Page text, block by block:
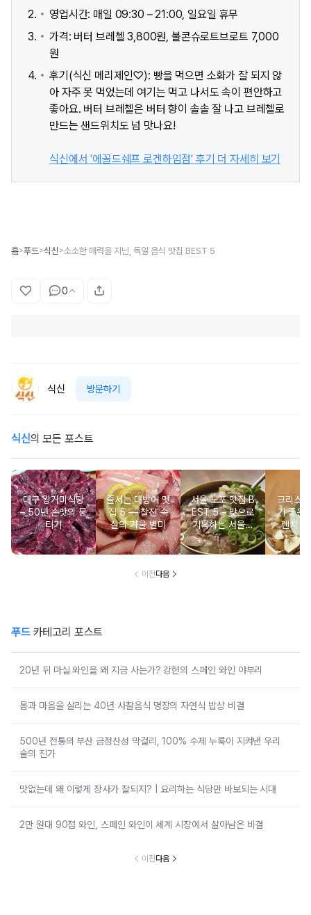
영업시간: 매일 09:30 – 21:00, 일요일 휴무
가격: 버터 브레첼 3,800원, 불콘슈로트브로트 7,000
원
후기(식신 메리제인♡): 빵을 먹으면 소화가 잘 되지 않
아 자주 못 먹었는데 여기는 먹고 나서도 속이 편안하고
좋아요. 버터 브레첼은 버터 향이 솔솔 잘 나고 브레첼로
만드는 샌드위치도 넘 맛나요!
식신에서 '에꼴드쉐프 로겐하임점' 후기 더 자세히 보기
홈>푸드>식신 >소소한 매력을 지닌, 독일 음식 맛집 BEST 5
0
식신 방문하기
식신의 모든 포스트
대구 왕거미식당
– 50년 손맛의 뭉
티기
줄서는 대방어 맛
집 5 ― 찰진 속
살의 겨울 별미
서울 노포 맛집 B
EST 5 – 맛으로
기록하는 서울의
시간
크리스
기 좋은
렌치
이전다음
푸드카테고리 포스트
20년 뒤 마실 와인을 왜 지금 사는가? 강헌의 스페인 와인 야부리
몸과 마음을 살리는 40년 사찰음식 명장의 자연식 밥상 비결
500년 전통의 부산 금정산성 막걸리, 100% 수제 누룩이 지켜낸 우리
술의 진가
맛없는데 왜 이렇게 장사가 잘되지? | 요리하는 식당만 바보되는 시대
2만 원대 90점 와인, 스페인 와인이 세계 시장에서 살아남은 비결
이전다음